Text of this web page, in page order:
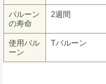
バルーン
の寿命
2週間
使用バル
ーン
Tバルーン